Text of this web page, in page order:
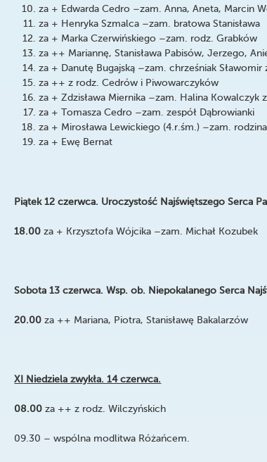
za + Edwarda Cedro –zam. Anna, Aneta, Marcin
za + Henryka Szmalca –zam. bratowa Stanisława
za + Marka Czerwińskiego –zam. rodz. Grabków
za ++ Mariannę, Stanisława Pabisów, Jerzego,
za + Danutę Bugajską –zam. chrześniak Sławomir
za ++ z rodz. Cedrów i Piwowarczyków
za + Zdzisława Miernika –zam. Halina Kowalczyk
za + Tomasza Cedro –zam. zespół Dąbrowianki
za + Mirosława Lewickiego (4.r.śm.) –zam. rodzina
za + Ewę Bernat
Piątek 12 czerwca. Uroczystość Najświętszego Serca
18.00za + Krzysztofa Wójcika –zam. Michał Kozubek
Sobota 13 czerwca. Wsp. ob. Niepokalanego Serca
20.00za ++ Mariana, Piotra, Stanisławę Bakalarzów
XI Niedziela zwykła. 14 czerwca.
08.00 za ++ z rodz. Wilczyńskich
09.30 – wspólna modlitwa Różańcem.